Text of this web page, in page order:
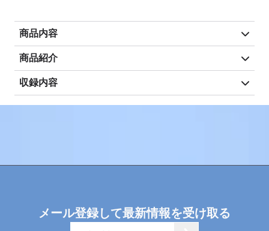
商品内容
商品紹介
収録内容
メール登録して最新情報を受け取る